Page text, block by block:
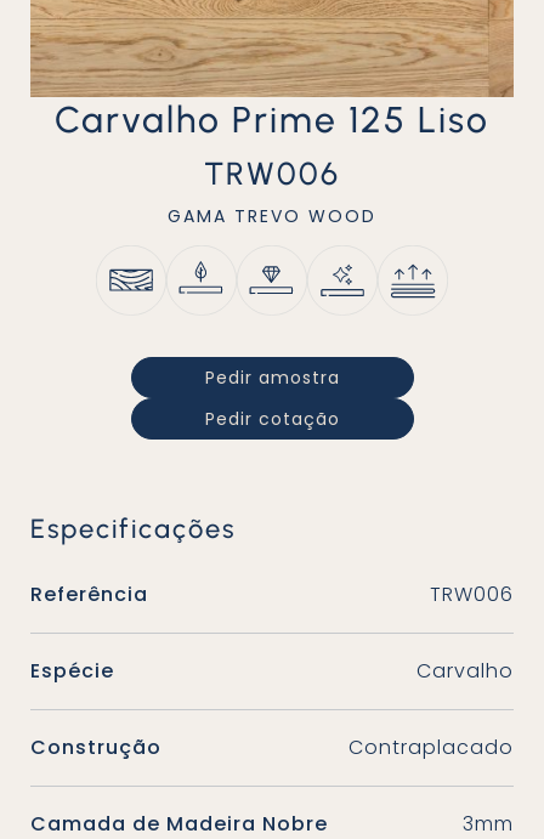
Carvalho Prime 125 Liso
TRW006
GAMA TREVO WOOD
Pedir amostra
Pedir cotação
Especificações
Referência TRW006
Espécie Carvalho
Construção Contraplacado
Camada de Madeira Nobre 3mm